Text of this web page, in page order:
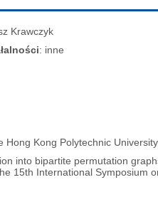
Krawczyk
: inne
Hong Kong Polytechnic University
into bipartite permutation
15th International Symposium